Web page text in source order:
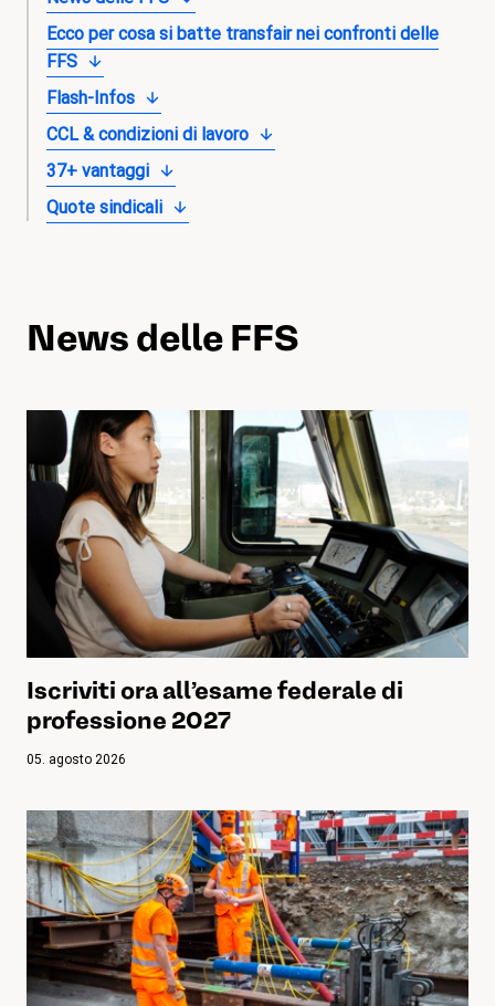
magazine
Shop
Contatto
Iniziativa per un congedo familiare
Il mio apprendistato. I miei diritti.
Ecco per cosa si batte transfair nei confronti delle
FFS
Flash-Infos
CCL & condizioni di lavoro
37+ vantaggi
Quote sindicali
News delle FFS
Iscriviti ora all’esame federale di
professione 2027
05. agosto 2026